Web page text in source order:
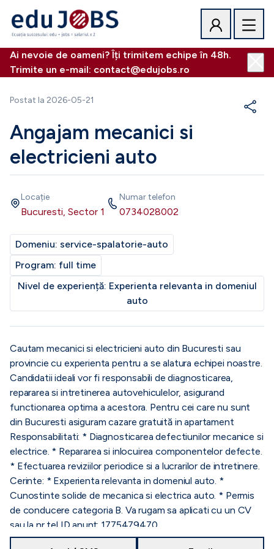
Ai nevoie de oameni? Îți trimitem echipe în 48h.
Trimite un e-mail: contact@edujobs.ro
Postat la 2026-05-21
Angajam mecanici si
electricieni auto
Locație
Bucuresti, Sector 1
Numar telefon
0734028002
Domeniu: service-spalatorie-auto
Program: full time
Nivel de experiență: Experienta relevanta in domeniul
auto
Cautam mecanici si electricieni auto din Bucuresti sau
provincie cu experienta pentru a se alatura echipei noastre.
Candidatii ideali vor fi responsabili de diagnosticarea,
repararea si intretinerea autovehiculelor, asigurand
functionarea optima a acestora. Pentru cei care nu sunt
din Bucuresti asiguram cazare gratuită in apartament
Responsabilitati: * Diagnosticarea defectiunilor mecanice si
electrice. * Repararea si inlocuirea componentelor defecte.
* Efectuarea reviziilor periodice si a lucrarilor de intretinere.
Cerinte: * Experienta relevanta in domeniul auto. *
Cunostinte solide de mecanica si electrica auto. * Permis
de conducere categoria B. Va rugam sa aplicati cu un CV
sau la nr tel ID anunț: 1775479470